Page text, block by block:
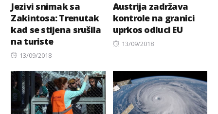
Jezivi snimak sa
Zakintosa: Trenutak
kad se stijena srušila
na turiste
Posted
13/09/2018
Austrija zadržava
kontrole na granici
uprkos odluci EU
Posted
13/09/2018